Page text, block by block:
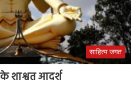
साहित्य जगत
शाश्वत आदर्श